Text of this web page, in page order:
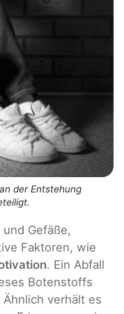
der Entstehung
Gefäße,
Faktoren, wie
. Ein Abfall
Botenstoffs
verhält es